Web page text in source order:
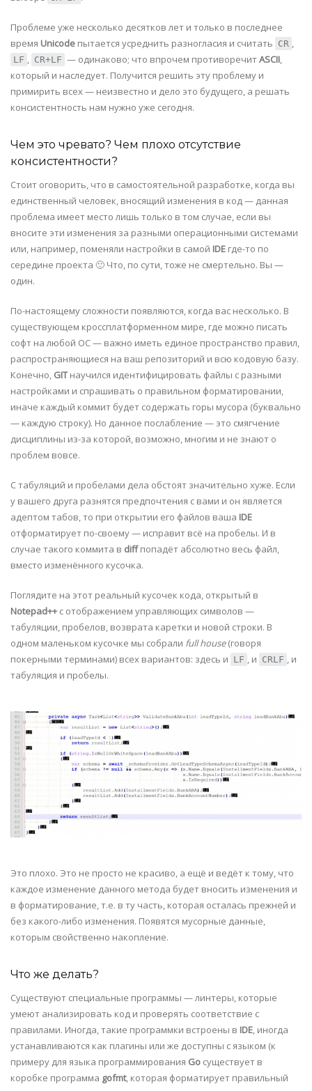
Проблеме уже несколько десятков лет и только в последнее
время Unicode пытается усреднить разногласия и считать CR ,
LF , CR+LF — одинаково; что впрочем противоречитASCII,
который и наследует. Получится решить эту проблему и
примирить всех — неизвестно и дело это будущего, а решать
консистентность нам нужно уже сегодня.
Чем это чревато? Чем плохо отсутствие
консистентности?
Стоит оговорить, что в самостоятельной разработке, когда вы
единственный человек, вносящий изменения в код — данная
проблема имеет место лишь только в том случае, если вы
вносите эти изменения за разными операционными системами
или, например, поменяли настройки в самой IDE где-то по
середине проекта 🙂 Что, по сути, тоже не смертельно. Вы —
один.
По-настоящему сложности появляются, когда вас несколько. В
существующем кроссплатформенном мире, где можно писать
софт на любой ОС — важно иметь единое пространство правил,
распространяющиеся на ваш репозиторий и всю кодовую базу.
Конечно, GITнаучился идентифицировать файлы с разными
настройками и спрашивать о правильном форматировании,
иначе каждый коммит будет содержать горы мусора (буквально
— каждую строку). Но данное послабление — это смягчение
дисциплины из-за которой, возможно, многим и не знают о
проблем вовсе.
С табуляций и пробелами дела обстоят значительно хуже. Если
у вашего друга разнятся предпочтения с вами и он является
адептом табов, то при открытии его файлов ваша IDE
отформатирует по-своему — исправит всё на пробелы. И в
случае такого коммита в diffпопадёт абсолютно весь файл,
вместо изменённого кусочка.
Поглядите на этот реальный кусочек кода, открытый в
Notepad++ с отображением управляющих символов —
табуляции, пробелов, возврата каретки и новой строки. В
одном маленьком кусочке мы собрали full house(говоря
покерными терминами) всех вариантов: здесь и LF , и CRLF , и
табуляция и пробелы.
Это плохо. Это не просто не красиво, а ещё и ведёт к тому, что
каждое изменение данного метода будет вносить изменения и
в форматирование, т.е. в ту часть, которая осталась прежней и
без какого-либо изменения. Появятся мусорные данные,
которым свойственно накопление.
Что же делать?
Существуют специальные программы — линтеры, которые
умеют анализировать код и проверять соответствие с
правилами. Иногда, такие программки встроены в IDE, иногда
устанавливаются как плагины или же доступны с языком (к
примеру для языка программирования Go существует в
коробке программа gofmt, которая форматирует правильный